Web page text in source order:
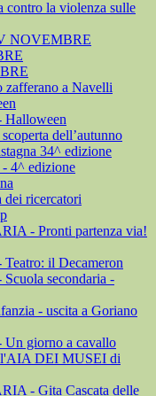
la violenza sulle
NOVEMBRE
zafferano a Navelli
dell’autunno
34^ edizione
4^ edizione
dei ricercatori
- Pronti partenza via!
il Decameron
secondaria -
- uscita a Goriano
giorno a cavallo
DEI MUSEI di
- Gita Cascata delle